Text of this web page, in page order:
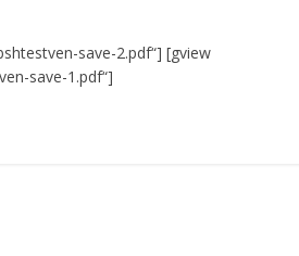
save-2.pdf“] [gview
save-1.pdf“]